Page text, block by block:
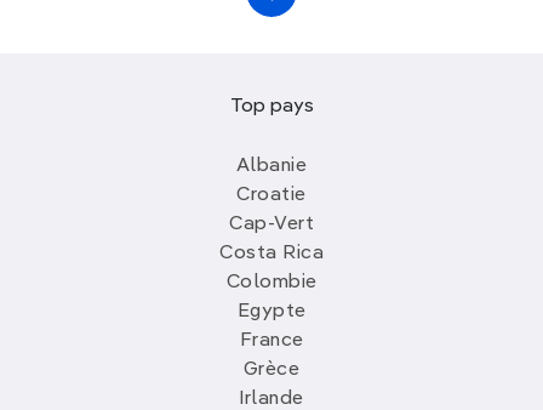
Top pays
Albanie
Croatie
Cap-Vert
Costa Rica
Colombie
Egypte
France
Grèce
Irlande